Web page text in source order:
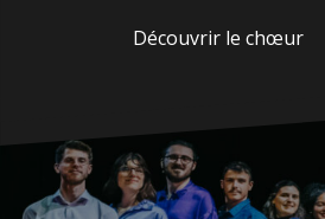
Découvrir le chœur